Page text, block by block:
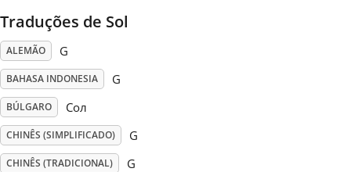
日本語
Polski
Português
Traduções de Sol
ALEMÃO G
BAHASA INDONESIA G
BÚLGARO Сол
CHINÊS (SIMPLIFICADO) G
CHINÊS (TRADICIONAL) G